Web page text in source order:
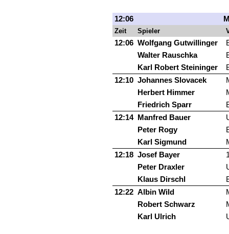
12:06
Zeit Spieler
12:06 Wolfgang Gutwillinger
Walter Rauschka
Karl Robert Steininger
12:10 Johannes Slovacek
Herbert Himmer
Friedrich Sparr
12:14
Manfred Bauer
Peter Rogy
Karl Sigmund
12:18 Josef Bayer
Peter Draxler
Klaus Dirschl
12:22 Albin Wild
Robert Schwarz
Karl Ulrich